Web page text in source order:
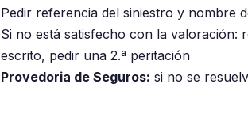
Pedir referencia del siniestro y nombre
Si no está satisfecho con la valoración:
escrito, pedir una 2.ª peritación
Provedoria de Seguros: si no se